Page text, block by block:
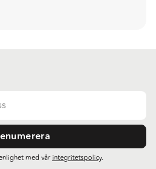
med vårintegritetspolicy.